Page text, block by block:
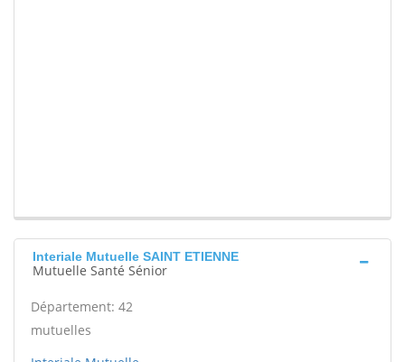
Interiale Mutuelle SAINT ETIENNE
Mutuelle Santé Sénior
Département: 42
mutuelles